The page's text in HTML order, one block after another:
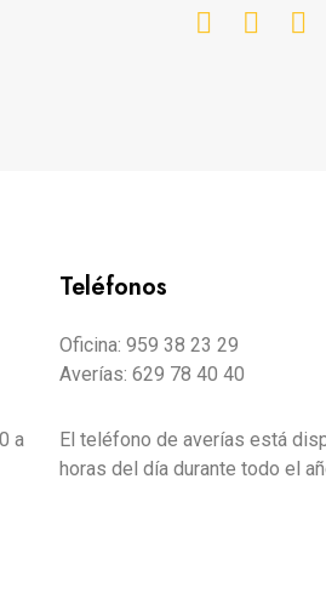
a
Teléfonos
Oficina: 959 38 23 29
Averías: 629 78 40 40
El teléfono de averías está
horas del día durante todo el